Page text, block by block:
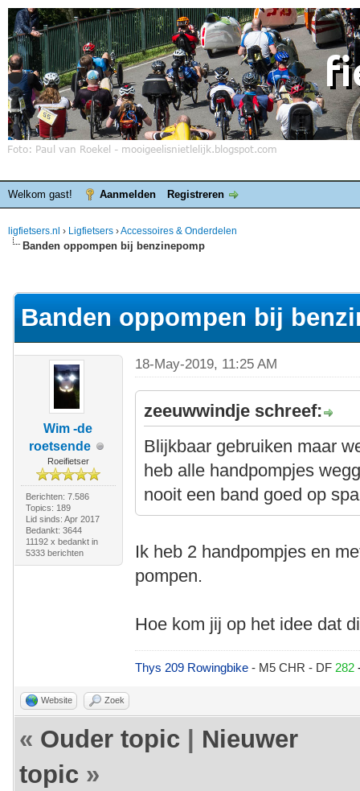
Welkom gast! Aanmelden Registreren
ligfietsers.nl › Ligfietsers ›Accessoires & Onderdelen
Banden oppompen bij benzinepomp
Banden oppompen bij
Wim -de
roetsende
Roeifietser
Berichten: 7.586
Topics: 189
Lid sinds: Apr 2017
Bedankt: 3644
11192 x bedankt in
5333 berichten
18-May-2019, 11:25 AM
zeeuwwindje schreef:
Blijkbaar gebruiken maar
heb alle handpompjes
nooit een band goed op
Ik heb 2 handpompjes en
pompen.
Hoe kom jij op het idee dat
Thys 209 Rowingbike- M5 CHR - DF 282
Website Zoek
« Ouder topic
Nieuwer
topic »